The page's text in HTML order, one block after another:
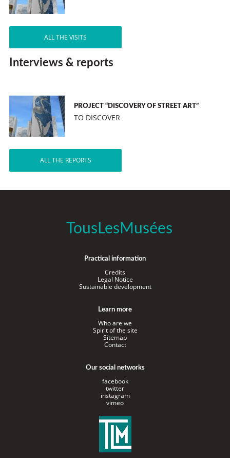
ALL THE VISITS
Interviews & reports
PROJECT “DISCOVERY OF STREET ART”
TO DISCOVER
ALL THE REPORTS
TousLesMusées
Practical information
Credits
Legal Notice
Sustainable development
Learn more
Who are we
Spirit of the site
Sitemap
Contact
Our social networks
facebook
twitter
instagram
vimeo